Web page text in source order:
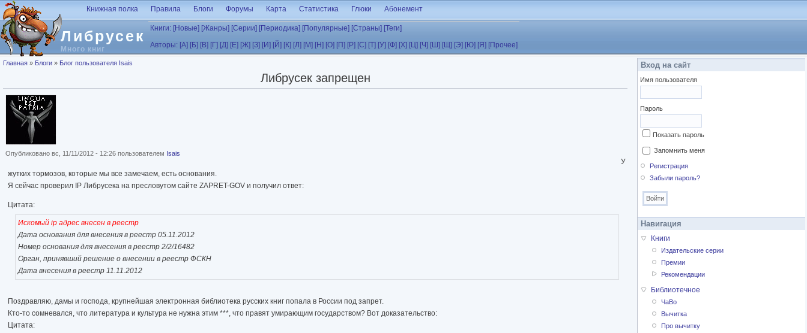
Перейти к основному содержанию
Либрусек
Много книг
Книжная полка Правила Блоги Форумы Карта Статистика Глюки Абонемент
Книги: [Новые] [Жанры] [Серии] [Периодика] [Популярные] [Страны] [Теги]
Авторы: [А] [Б] [В] [Г] [Д] [Е] [Ж] [З] [И] [Й] [К] [Л] [М] [Н] [О] [П] [Р] [С] [Т] [У] [Ф] [Х] [Ц] [Ч] [Ш] [Щ] [Э] [Ю] [Я] [Прочее]
Вы здесь
Главная » Блоги » Блог пользователя Isais
Либрусек запрещен
Опубликовано вс, 11/11/2012 - 12:26 пользователем Isais
У
жутких тормозов, которые мы все замечаем, есть основания.
Я сейчас проверил IP Либрусека на пресловутом сайте ZAPRET-GOV и получил ответ:
Цитата:
Искомый ip адрес внесен в реестр
Дата основания для внесения в реестр 05.11.2012
Номер основания для внесения в реестр 2/2/16482
Орган, принявший решение о внесении в реестр ФСКН
Дата внесения в реестр 11.11.2012
Поздравляю, дамы и господа, крупнейшая электронная библиотека русских книг попала в России под запрет.
Кто-то сомневался, что литература и культура не нужна этим ***, что правят умирающим государством? Вот доказательство:
Цитата:
Вход на сайт
Имя пользователя
Пароль
Показать пароль
Запомнить меня
Регистрация
Забыли пароль?
Навигация
Книги
Издательские серии
Премии
Рекомендации
Библиотечное
ЧаВо
Вычитка
Про вычитку